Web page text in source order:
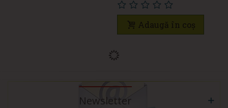
Adaugă în coș
Newsletter